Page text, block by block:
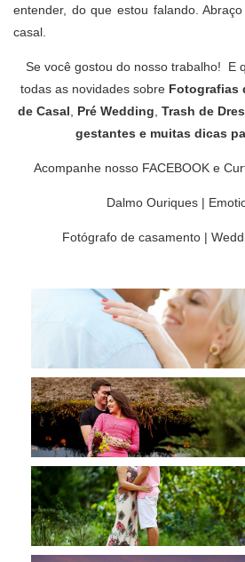
entender, do que estou falando.
casal.
Se você gostou do nosso trabalho! E
todas as novidades sobre Fotografias
de Casal
Pré Wedding Trash de
gestantes e muitas dicas
Acompanhe nosso FACEBOOKe
Dalmo Ouriques |
Fotógrafo de casamento |